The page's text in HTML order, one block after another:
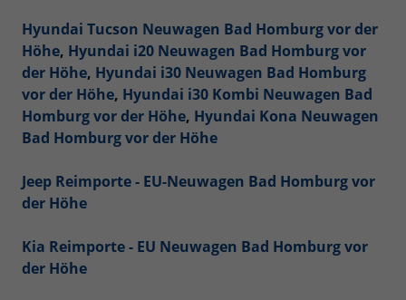
Hyundai Tucson Neuwagen Bad Homburg vor der
Höhe, Hyundai i20 Neuwagen Bad Homburg vor
der Höhe, Hyundai i30 Neuwagen Bad Homburg
vor der Höhe, Hyundai i30 Kombi Neuwagen Bad
Homburg vor der Höhe, Hyundai Kona Neuwagen
Bad Homburg vor der Höhe
Jeep Reimporte - EU-Neuwagen Bad Homburg vor
der Höhe
Kia Reimporte - EU Neuwagen Bad Homburg vor
der Höhe